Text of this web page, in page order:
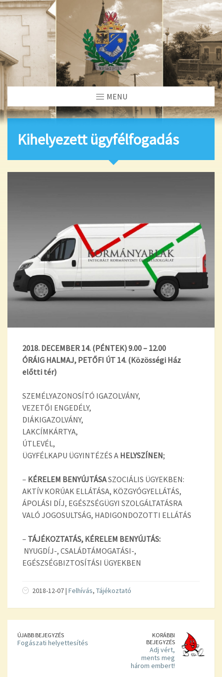
MENU
Kihelyezett ügyfélfogadás
2018. DECEMBER 14. (PÉNTEK) 9.00 – 12.00
ÓRÁIG HALMAJ, PETŐFI ÚT 14. (Közösségi Ház
előtti tér)
SZEMÉLYAZONOSÍTÓ IGAZOLVÁNY,
VEZETŐI ENGEDÉLY,
DIÁKIGAZOLVÁNY,
LAKCÍMKÁRTYA,
ÚTLEVÉL,
ÜGYFÉLKAPU ÜGYINTÉZÉS A HELYSZÍNEN;
– KÉRELEM BENYÚJTÁSASZOCIÁLIS ÜGYEKBEN:
AKTÍV KORÚAK ELLÁTÁSA, KÖZGYÓGYELLÁTÁS,
ÁPOLÁSI DÍJ, EGÉSZSÉGÜGYI SZOLGÁLTATÁSRA
VALÓ JOGOSULTSÁG, HADIGONDOZOTTI ELLÁTÁS
– TÁJÉKOZTATÁS, KÉRELEM BENYÚJTÁS:
NYUGDÍJ-, CSALÁDTÁMOGATÁSI-,
EGÉSZSÉGBIZTOSÍTÁSI ÜGYEKBEN
2018-12-07 | Felhívás, Tájékoztató
ÚJABB BEJEGYZÉS
Fogászati helyettesítés
KORÁBBI
BEJEGYZÉS
Adj vért,
ments meg
három embert!